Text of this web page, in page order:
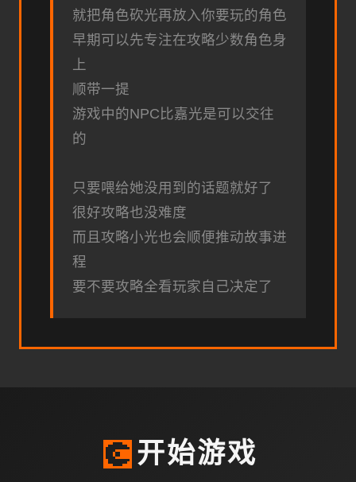
就把角色砍光再放入你要玩的角色
早期可以先专注在攻略少数角色身
上
顺带一提
游戏中的NPC比嘉光是可以交往
的
只要喂给她没用到的话题就好了
很好攻略也没难度
而且攻略小光也会顺便推动故事进
程
要不要攻略全看玩家自己决定了
💽 开始游戏